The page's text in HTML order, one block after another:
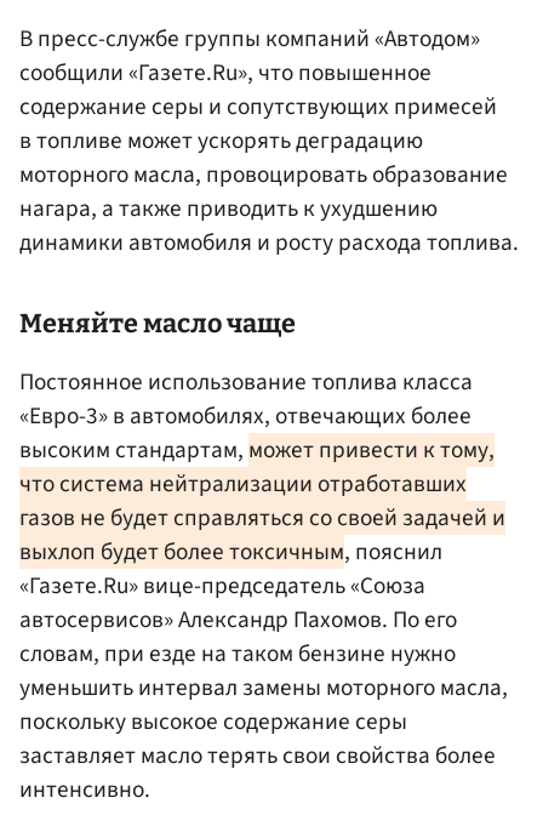
В пресс-службе группы компаний «Автодом»
сообщили «Газете.Ru», что повышенное
содержание серы и сопутствующих примесей
в топливе может ускорять деградацию
моторного масла, провоцировать образование
нагара, а также приводить к ухудшению
динамики автомобиля и росту расхода топлива.
Меняйте масло чаще
Постоянное использование топлива класса
«Евро-3» в автомобилях, отвечающих более
высоким стандартам, может привести к тому,
что система нейтрализации отработавших
газов не будет справляться со своей задачей и
выхлоп будет более токсичным, пояснил
«Газете.Ru» вице-председатель «Союза
автосервисов» Александр Пахомов. По его
словам, при езде на таком бензине нужно
уменьшить интервал замены моторного масла,
поскольку высокое содержание серы
заставляет масло терять свои свойства более
интенсивно.